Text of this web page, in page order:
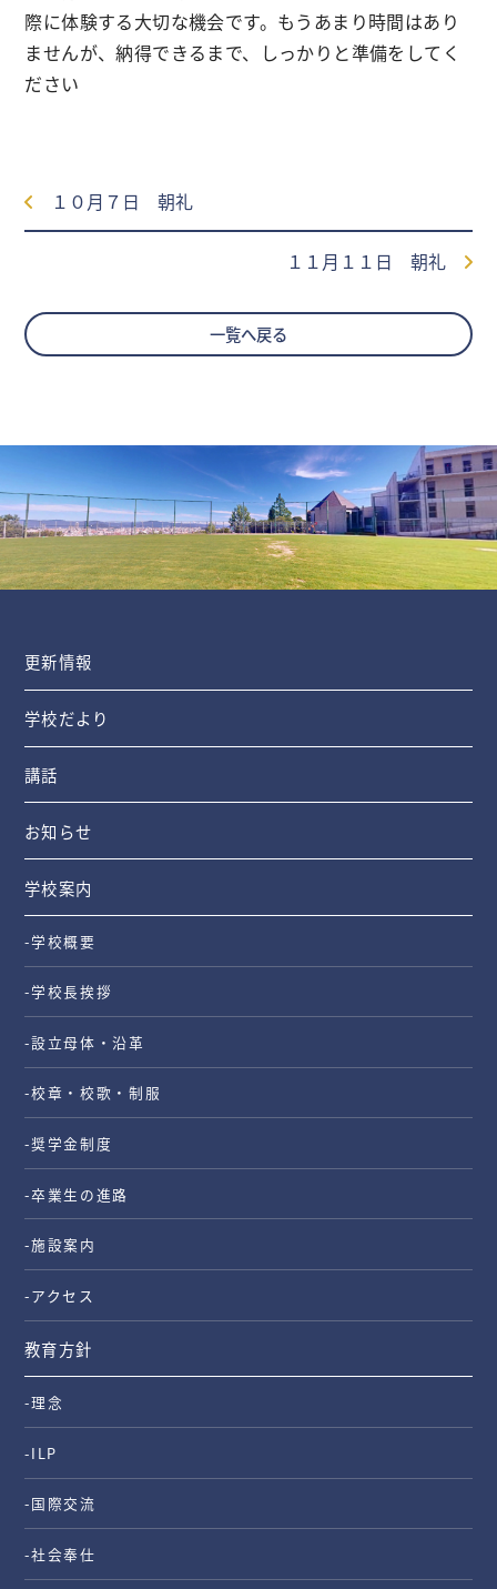
際に体験する大切な機会です。もうあまり時間はあり
ませんが、納得できるまで、しっかりと準備をしてく
ださい
１０月７日 朝礼
１１月１１日 朝礼
一覧へ戻る
更新情報
学校だより
講話
お知らせ
学校案内
-学校概要
-学校長挨拶
-設立母体・沿革
-校章・校歌・制服
-奨学金制度
-卒業生の進路
-施設案内
-アクセス
教育方針
-理念
-ILP
-国際交流
-社会奉仕